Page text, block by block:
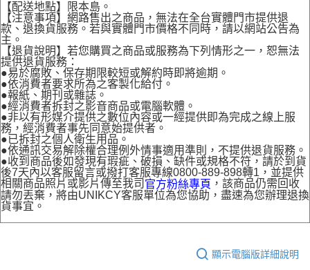
【配送地點】限本島。
【注意事項】網路售出之商品，無法在全台實體門市提供退
款、退換貨服務。若與實體門市價格不同時，請以網站公告為
主。
【退貨說明】若您購買之商品或服務為下列情形之一，恕無法
提供退貨服務：
●易於腐敗、保存期限較短或解約時即將逾期。
●依消費者要求所為之客製化給付。
●報紙、期刊或雜誌。
●經消費者拆封之影音商品或電腦軟體。
●非以有形媒介提供之數位內容或一經提供即為完成之線上服
務，經消費者事先同意始提供者。
●已拆封之個人衛生用品。
●依通訊交易解除權合理例外情事適用準則，不提供退貨服務。
●收到商品後如發現有瑕疵、破損、缺件或規格不符，請於到貨
後7天內以客服留言或撥打客服專線0800-889-898轉1，並提供
相關商品照片或影片傳至我司 官方粉絲專頁 ，該商品仍需回收
請勿丟棄，將由UNIKCY客服單位為您協助，盡速為您辦理退換
貨事宜。
顯示電腦版詳細說明